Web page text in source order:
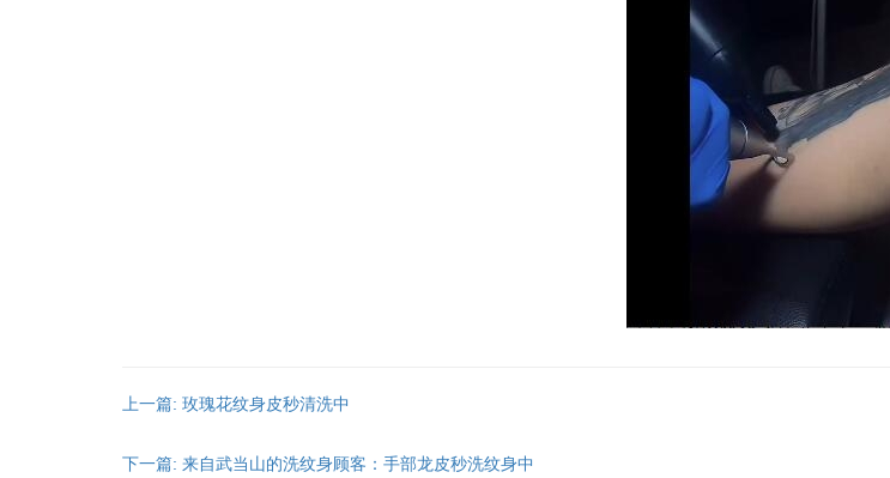
上一篇: 玫瑰花纹身皮秒清洗中
下一篇: 来自武当山的洗纹身顾客：手部龙皮秒洗纹身中